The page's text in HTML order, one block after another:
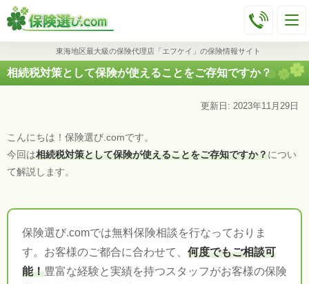
東海地区最大級の保険代理店「エフケイ」の保険情報サイト
相続税対策として保険が使えることをご存知ですか？
更新日: 2023年11月29日
こんにちは！保険選び.comです。
今回は相続税対策として保険が使えることをご存知ですか？につい
て解説します。
保険選び.comでは無料保険相談を行なっておりま
す。お客様のご都合に合わせて、 何度でもご相談可
能！豊富な経験と実績を持つスタッフがお客様の保険